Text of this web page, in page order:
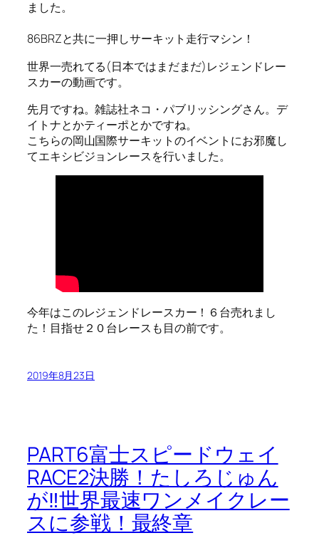
ました。
86BRZと共に一押しサーキット走行マシン！
世界一売れてる(日本ではまだまだ)レジェンドレー
スカーの動画です。
先月ですね。雑誌社ネコ・パブリッシングさん。デ
イトナとかティーポとかですね。
こちらの岡山国際サーキットのイベントにお邪魔し
てエキシビジョンレースを行いました。
今年はこのレジェンドレースカー！６台売れまし
た！目指せ２０台レースも目の前です。
2019年8月23日
PART6富士スピードウェイ
RACE2決勝！たしろじゅん
が‼世界最速ワンメイクレー
スに参戦！最終章